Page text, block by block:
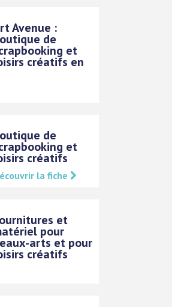
Avenue :
de
et
créatifs en
de
et
créatifs
la fiche
et
pour
arts et pour
créatifs